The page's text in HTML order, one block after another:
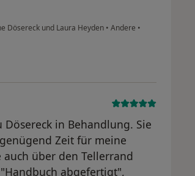
Dösereck und Laura Heyden • Andere •
in Behandlung. Sie
Zeit für meine
über den Tellerrand
abgefertigt",